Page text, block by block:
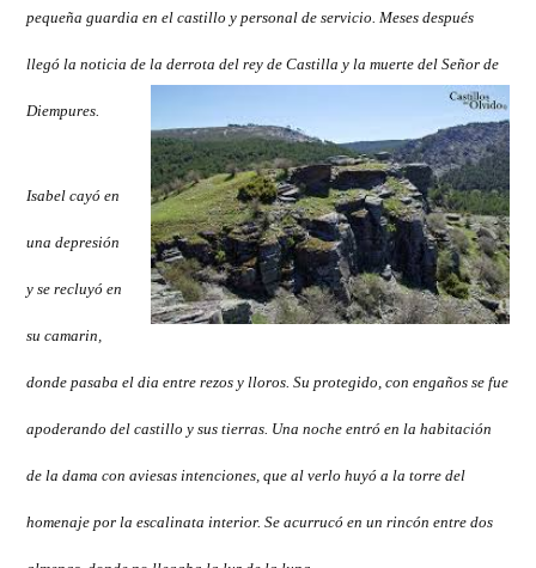
pequeña guardia en el castillo y personal de servicio. Meses después
llegó la noticia de la derrota del rey de Castilla y la muerte del Señor de
Diempures.
Isabel cayó en
una depresión
y se recluyó en
su camarin,
donde pasaba el dia entre rezos y lloros. Su protegido, con engaños se fue
apoderando del castillo y sus tierras. Una noche entró en la habitación
de la dama con aviesas intenciones, que al verlo huyó a la torre del
homenaje por la escalinata interior. Se acurrucó en un rincón entre dos